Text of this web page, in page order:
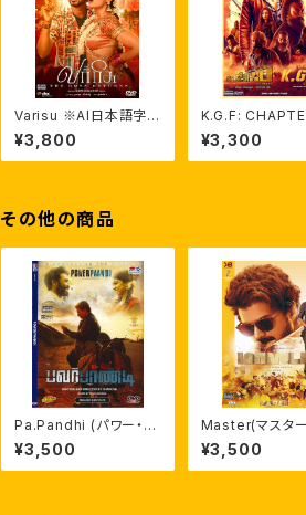
Varisu ※AI日本語字
幕付 輸入盤DVD
¥3,800
K.G.F:
ミル語版・英語
ンド映画輸入盤
¥3,300
その他の商品
Pa.Pandhi (パワー・パ
ンディ) インド映画輸入
盤DVD ダヌシュ監督
作
¥3,500
Master(マスタ
が来る！) 英語/
語字幕付 輸入
¥3,500